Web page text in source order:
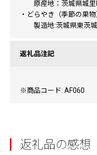
原産地：茨城県城里
・どらやき（季節の果
製造地:茨城県東茨城
返礼品注記
※商品コード: AF060
返礼品の感想